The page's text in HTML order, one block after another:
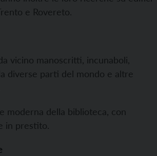
e Rovereto.
vicino manoscritti, incunaboli,
diverse parti del mondo e altre
moderna della biblioteca, con
in prestito.